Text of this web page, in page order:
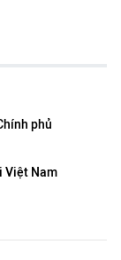
phủ
Việt Nam